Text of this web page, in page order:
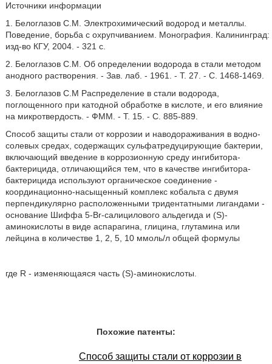
Источники информации
1. Белоглазов С.М. Электрохимический водород и металлы.
Поведение, борьба с охрупчиванием. Монография. Калининград:
изд-во КГУ, 2004. - 321 с.
2. Белоглазов С.М. Об определении водорода в стали методом
анодного растворения. - Зав. лаб. - 1961. - Т. 27. - С. 1468-1469.
3. Белоглазов С.М Распределение в стали водорода,
поглощенного при катодной обработке в кислоте, и его влияние
на микротвердость. - ФММ. - Т. 15. - С. 885-889.
Способ защиты стали от коррозии и наводораживания в водно-
солевых средах, содержащих сульфатредуцирующие бактерии,
включающий введение в коррозионную среду ингибитора-
бактерицида, отличающийся тем, что в качестве ингибитора-
бактерицида используют органическое соединение -
координационно-насыщенный комплекс кобальта с двумя
перпендикулярно расположенными тридентатными лигандами -
основание Шиффа 5-Br-салицилового альдегида и (S)-
аминокислоты в виде аспарагина, глицина, глутамина или
лейцина в количестве 1, 2, 5, 10 ммоль/л общей формулы
где R - изменяющаяся часть (S)-аминокислоты.
Похожие патенты:
Способ защиты стали от коррозии в